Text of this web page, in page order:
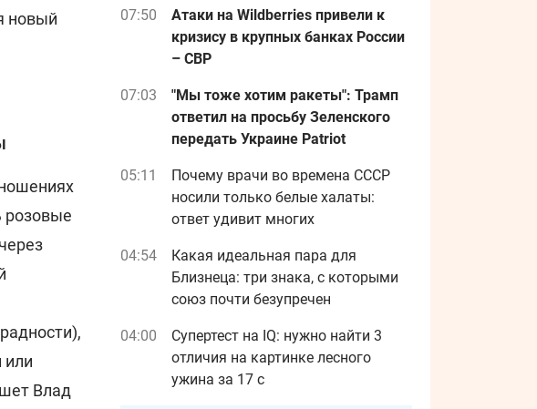
новый
розовые
или
Влад
07:50
Атаки на Wildberries привели к
кризису в крупных банках России
– СВР
07:03
"Мы тоже хотим ракеты": Трамп
ответил на просьбу Зеленского
передать Украине Patriot
05:11
Почему врачи во времена СССР
носили только белые халаты:
ответ удивит многих
04:54
Какая идеальная пара для
Близнеца: три знака, с которыми
союз почти безупречен
04:00
Супертест на IQ: нужно найти 3
отличия на картинке лесного
ужина за 17 с